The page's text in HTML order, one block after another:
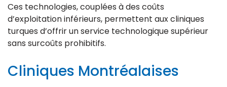
Ces technologies, couplées à des coûts
d’exploitation inférieurs, permettent aux cliniques
turques d’offrir un service technologique supérieur
sans surcoûts prohibitifs.
Cliniques Montréalaises